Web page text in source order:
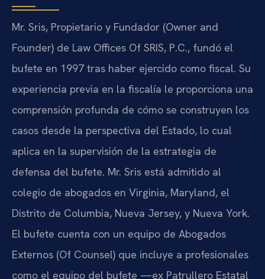
Mr. Sris, Propietario y Fundador (Owner and
Founder) de Law Offices Of SRIS, P.C., fundó el
bufete en 1997 tras haber ejercido como fiscal. Su
experiencia previa en la fiscalía le proporciona una
comprensión profunda de cómo se construyen los
casos desde la perspectiva del Estado, lo cual
aplica en la supervisión de la estrategia de
defensa del bufete. Mr. Sris está admitido al
colegio de abogados en Virginia, Maryland, el
Distrito de Columbia, Nueva Jersey, y Nueva York.
El bufete cuenta con un equipo de Abogados
Externos (Of Counsel) que incluye a profesionales
como el equipo del bufete —ex Patrullero Estatal